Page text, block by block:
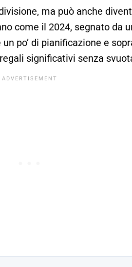
ma può anche
come il 2024, segnato da
po’ di pianificazione e
significativi senza